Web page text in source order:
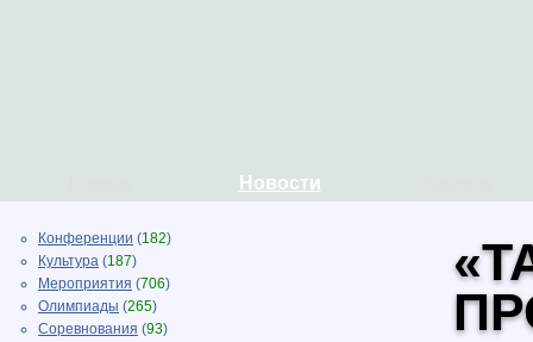
Новости
Конференции (182)
Культура (187)
Мероприятия (706)
Олимпиады (265)
Соревнования (93)